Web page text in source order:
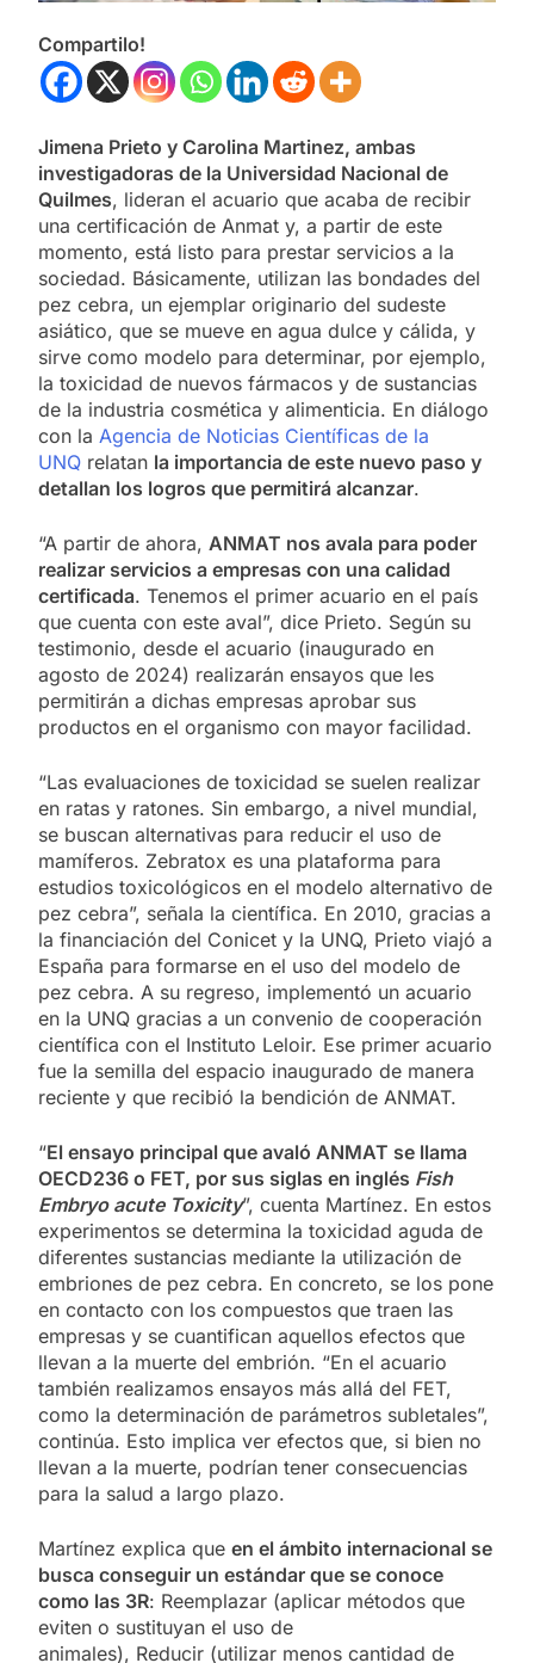
Compartilo!
Jimena Prieto y Carolina Martinez, ambas
investigadoras de la Universidad Nacional de
Quilmes, lideran el acuario que acaba de recibir
una certificación de Anmat y, a partir de este
momento, está listo para prestar servicios a la
sociedad. Básicamente, utilizan las bondades del
pez cebra, un ejemplar originario del sudeste
asiático, que se mueve en agua dulce y cálida, y
sirve como modelo para determinar, por ejemplo,
la toxicidad de nuevos fármacos y de sustancias
de la industria cosmética y alimenticia. En diálogo
con la Agencia de Noticias Científicas de la
UNQ relatan la importancia de este nuevo paso y
detallan los logros que permitirá alcanzar.
“A partir de ahora, ANMAT nos avala para poder
realizar servicios a empresas con una calidad
certificada. Tenemos el primer acuario en el país
que cuenta con este aval”, dice Prieto. Según su
testimonio, desde el acuario (inaugurado en
agosto de 2024) realizarán ensayos que les
permitirán a dichas empresas aprobar sus
productos en el organismo con mayor facilidad.
“Las evaluaciones de toxicidad se suelen realizar
en ratas y ratones. Sin embargo, a nivel mundial,
se buscan alternativas para reducir el uso de
mamíferos. Zebratox es una plataforma para
estudios toxicológicos en el modelo alternativo de
pez cebra”, señala la científica. En 2010, gracias a
la financiación del Conicet y la UNQ, Prieto viajó a
España para formarse en el uso del modelo de
pez cebra. A su regreso, implementó un acuario
en la UNQ gracias a un convenio de cooperación
científica con el Instituto Leloir. Ese primer acuario
fue la semilla del espacio inaugurado de manera
reciente y que recibió la bendición de ANMAT.
“El ensayo principal que avaló ANMAT se llama
OECD236 o FET, por sus siglas en inglés Fish
Embryo acute Toxicity”, cuenta Martínez. En estos
experimentos se determina la toxicidad aguda de
diferentes sustancias mediante la utilización de
embriones de pez cebra. En concreto, se los pone
en contacto con los compuestos que traen las
empresas y se cuantifican aquellos efectos que
llevan a la muerte del embrión. “En el acuario
también realizamos ensayos más allá del FET,
como la determinación de parámetros subletales”,
continúa. Esto implica ver efectos que, si bien no
llevan a la muerte, podrían tener consecuencias
para la salud a largo plazo.
Martínez explica que en el ámbito internacional se
busca conseguir un estándar que se conoce
como las 3R: Reemplazar (aplicar métodos que
eviten o sustituyan el uso de
animales), Reducir (utilizar menos cantidad de